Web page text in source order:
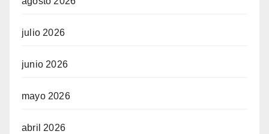
julio 2026
junio 2026
mayo 2026
abril 2026